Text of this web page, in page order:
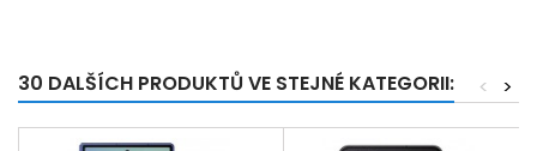
30 DALŠÍCH PRODUKTŮ VE STEJNÉ KATEGORII: >
<